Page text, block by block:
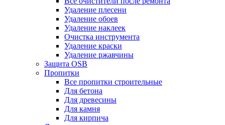
Удаление плесени
Удаление обоев
Удаление наклеек
Очистка инструмента
Удаление краски
Удаление ржавчины
Защита OSB
Пропитки
Все пропитки строительные
Для бетона
Для древесины
Для камня
Для кирпича